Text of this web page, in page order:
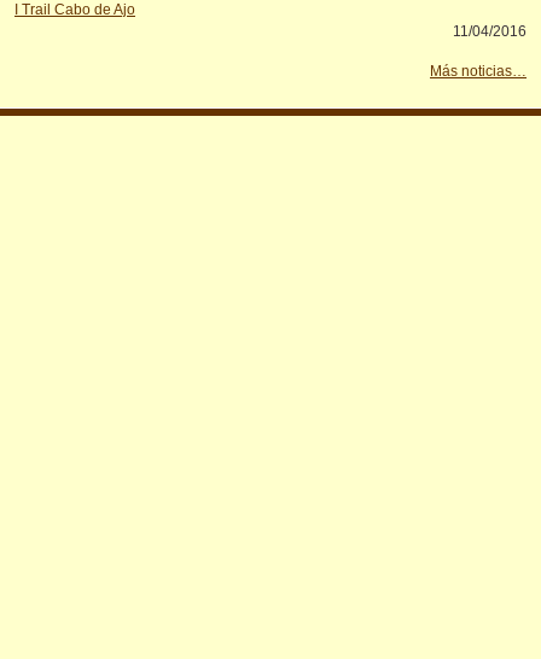
I Trail Cabo de Ajo
11/04/2016
Más noticias…